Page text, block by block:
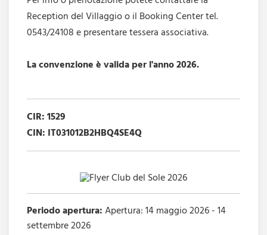
Reception del Villaggio o il Booking Center tel.
0543/24108 e presentare tessera associativa.
La convenzione è valida per l'anno 2026.
CIR: 1529
CIN: IT031012B2HBQ4SE4Q
Periodo apertura:Apertura: 14 maggio 2026 - 14
settembre 2026